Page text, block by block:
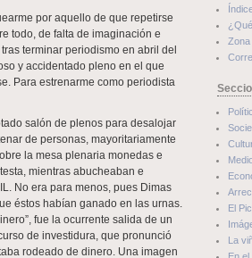
por aquello de que repetirse
todo, de falta de imaginación e
terminar periodismo en abril del
y accidentado pleno en el que
Para estrenarme como periodista
salón de plenos para desalojar
de personas, mayoritariamente
la mesa plenaria monedas e
mientras abucheaban e
No era para menos, pues Dimas
éstos habían ganado en las urnas.
fue la ocurrente salida de un
de investidura, que pronunció
rodeado de dinero. Una imagen
El
La